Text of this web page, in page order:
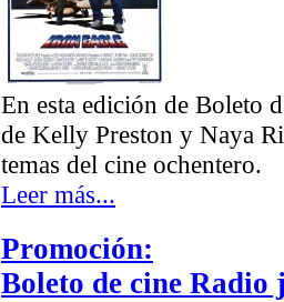
En esta edición de Boleto
de Kelly Preston y Naya
temas del cine ochentero.
Leer más...
Promoción:
Boleto de cine Radio